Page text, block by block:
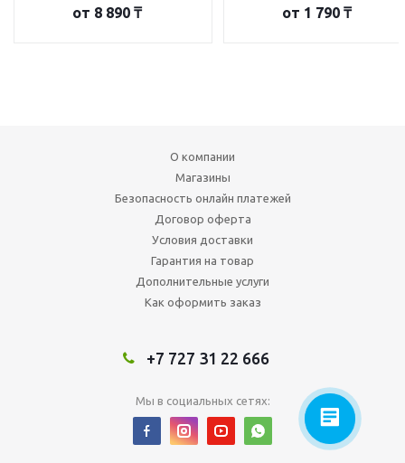
от 8 890 ₸ от 1 790 ₸
О компании
Магазины
Безопасность онлайн платежей
Договор оферта
Условия доставки
Гарантия на товар
Дополнительные услуги
Как оформить заказ
+7 727 31 22 666
Мы в социальных сетях: